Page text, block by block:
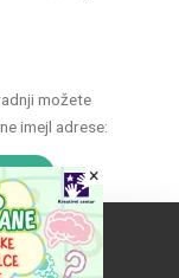
možete
imejl adrese:
Rights reserved.
iskustvo.
×